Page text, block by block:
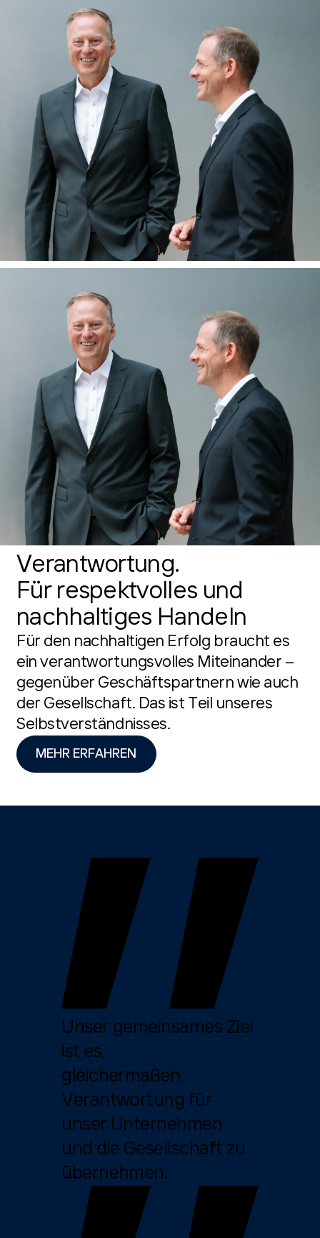
Verantwortung.
Für respektvolles und
nachhaltiges Handeln
Für den nachhaltigen Erfolg braucht es
ein verantwortungsvolles Miteinander –
gegenüber Geschäftspartnern wie auch
der Gesellschaft. Das ist Teil unseres
Selbstverständnisses.
MEHR ERFAHREN
Unser gemeinsames Ziel
ist es,
gleichermaßen
Verantwortung für
unser Unternehmen
und die Gesellschaft zu
übernehmen.